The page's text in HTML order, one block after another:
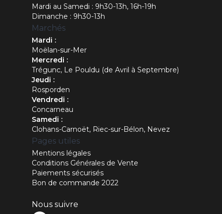
Mardi au Samedi : 9h30-13h, 16h-19h
Dimanche : 9h30-13h
Marchés
Mardi :
Moëlan-sur-Mer
Mercredi :
Trégunc, Le Pouldu (de Avril à Septembre)
Jeudi :
Rosporden
Vendredi :
Concarneau
Samedi :
Clohans-Carnoët, Riec-sur-Bélon, Nevez
Pages utiles
Mentions légales
Conditions Générales de Vente
Paiements sécurisés
Bon de commande 2022
Nous suivre